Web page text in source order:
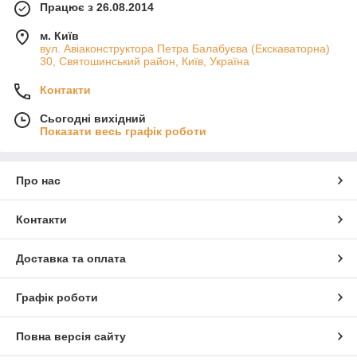
Працює з 26.08.2014
м. Київ
вул. Авіаконструктора Петра Балабуєва (Екскаваторна)
30, Святошинський район, Київ, Україна
Контакти
Сьогодні вихідний
Показати весь графік роботи
Про нас
Контакти
Доставка та оплата
Графік роботи
Повна версія сайту